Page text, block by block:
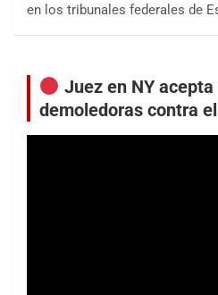
en los tribunales federales de
Juez en NY
demoledoras contra